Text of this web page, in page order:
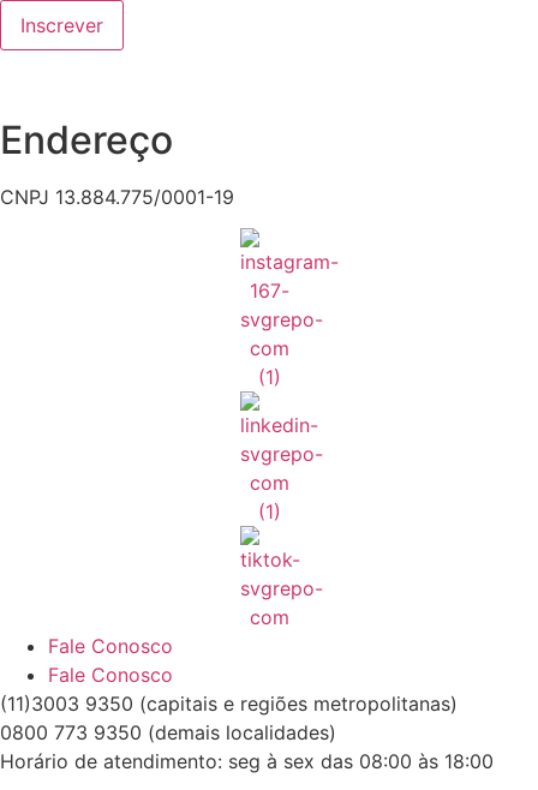
Inscrever
Endereço
CNPJ 13.884.775/0001-19
Fale Conosco
Fale Conosco
(11)3003 9350 (capitais e regiões metropolitanas)
0800 773 9350 (demais localidades)
Horário de atendimento: seg à sex das 08:00 às 18:00